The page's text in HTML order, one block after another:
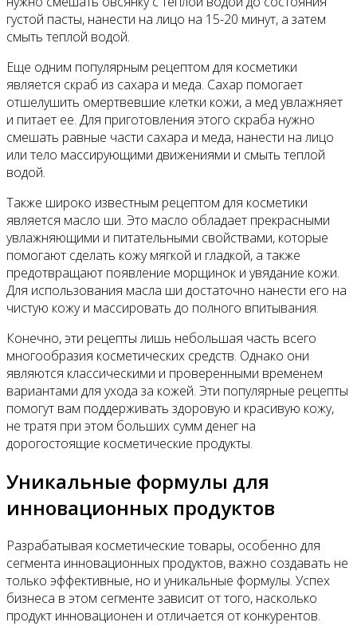
густой пасты, нанести на лицо на 15-20 минут, а затем
смыть теплой водой.
Еще одним популярным рецептом для косметики
является скраб из сахара и меда. Сахар помогает
отшелушить омертвевшие клетки кожи, а мед увлажняет
и питает ее. Для приготовления этого скраба нужно
смешать равные части сахара и меда, нанести на лицо
или тело массирующими движениями и смыть теплой
водой.
Также широко известным рецептом для косметики
является масло ши. Это масло обладает прекрасными
увлажняющими и питательными свойствами, которые
помогают сделать кожу мягкой и гладкой, а также
предотвращают появление морщинок и увядание кожи.
Для использования масла ши достаточно нанести его на
чистую кожу и массировать до полного впитывания.
Конечно, эти рецепты лишь небольшая часть всего
многообразия косметических средств. Однако они
являются классическими и проверенными временем
вариантами для ухода за кожей. Эти популярные рецепты
помогут вам поддерживать здоровую и красивую кожу,
не тратя при этом больших сумм денег на
дорогостоящие косметические продукты.
Уникальные формулы для
инновационных продуктов
Разрабатывая косметические товары, особенно для
сегмента инновационных продуктов, важно создавать не
только эффективные, но и уникальные формулы. Успех
бизнеса в этом сегменте зависит от того, насколько
продукт инновационен и отличается от конкурентов.